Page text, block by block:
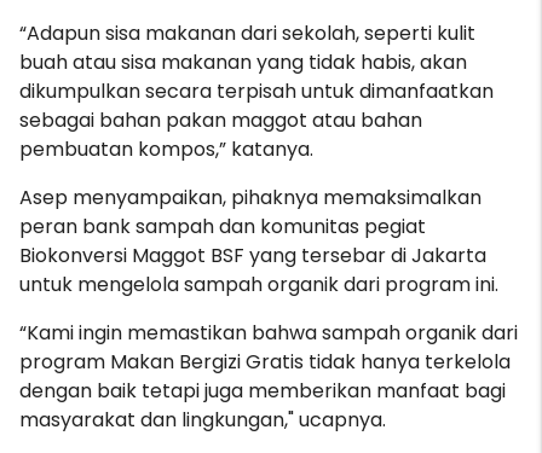
“Adapun sisa makanan dari sekolah, seperti kulit
buah atau sisa makanan yang tidak habis, akan
dikumpulkan secara terpisah untuk dimanfaatkan
sebagai bahan pakan maggot atau bahan
pembuatan kompos,” katanya.
Asep menyampaikan, pihaknya memaksimalkan
peran bank sampah dan komunitas pegiat
Biokonversi Maggot BSF yang tersebar di Jakarta
untuk mengelola sampah organik dari program ini.
“Kami ingin memastikan bahwa sampah organik dari
program Makan Bergizi Gratis tidak hanya terkelola
dengan baik tetapi juga memberikan manfaat bagi
masyarakat dan lingkungan," ucapnya.